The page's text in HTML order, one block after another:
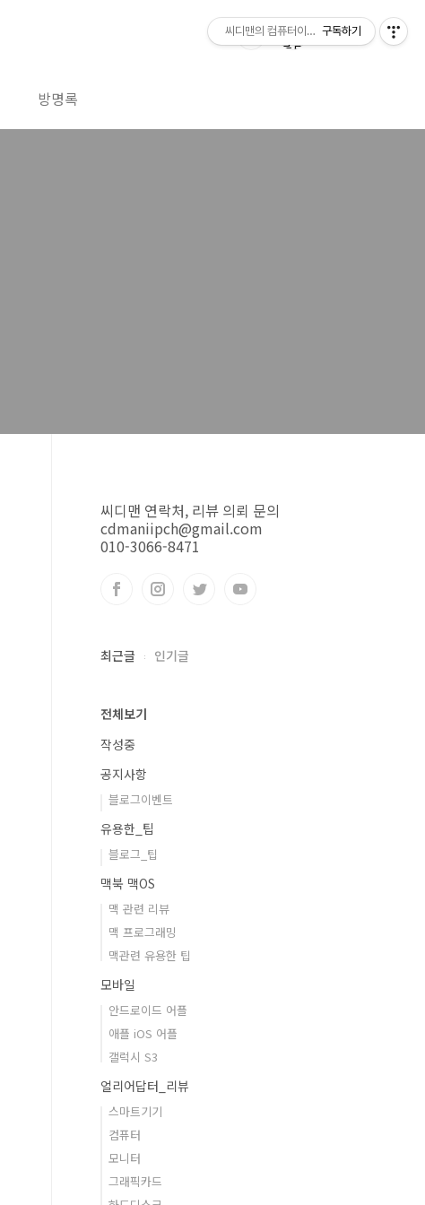
방명록
씨디맨 연락처, 리뷰 의뢰 문의
cdmaniipch@gmail.com
010-3066-8471
최근글 인기글
전체보기
작성중
공지사항
블로그이벤트
유용한_팁
블로그_팁
맥북 맥OS
맥 관련 리뷰
맥 프로그래밍
맥관련 유용한 팁
모바일
안드로이드 어플
애플 iOS 어플
갤럭시 S3
얼리어답터_리뷰
스마트기기
컴퓨터
모니터
그래픽카드
씨디맨의 컴퓨터이야기구독하기